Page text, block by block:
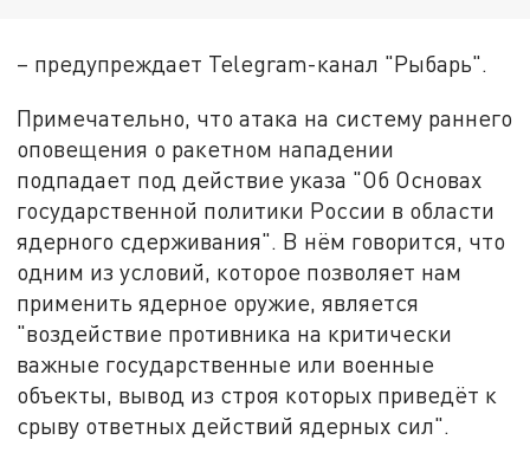
– предупреждает Telegram-канал "Рыбарь".
Примечательно, что атака на систему раннего
оповещения о ракетном нападении
подпадает под действие указа "Об Основах
государственной политики России в области
ядерного сдерживания". В нём говорится, что
одним из условий, которое позволяет нам
применить ядерное оружие, является
"воздействие противника на критически
важные государственные или военные
объекты, вывод из строя которых приведёт к
срыву ответных действий ядерных сил".